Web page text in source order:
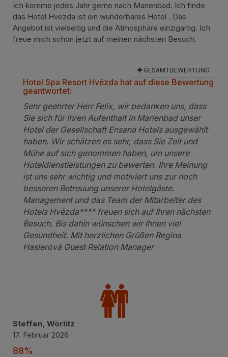
Ich komme jedes Jahr gerne nach Marienbad. Ich finde
das Hotel Hvezda ist ein wunderbares Hotel . Das
Angebot ist vielseitig und die Atmosphäre einzigartig. Ich
freue mich schon jetzt auf meinen nächsten Besuch.
GESAMTBEWERTUNG
Hotel Spa Resort Hvězda hat auf diese Bewertung
geantwortet:
Sehr geehrter Herr Felix, wir bedanken uns, dass
Sie sich für Ihren Aufenthalt in Marienbad unser
Hotel der Gesellschaft Ensana Hotels ausgewählt
haben. Wir schätzen es sehr, dass Sie Zeit und
Mühe auf sich genommen haben, um unsere
Hoteldienstleistungen zu bewerten. Ihre Meinung
ist uns sehr wichtig und motiviert uns zur noch
besseren Betreuung unserer Hotelgäste.
Management und das Team der Mitarbeiter des
Hotels Hvězda**** freuen sich auf Ihren nächsten
Besuch. Bis dahin wünschen wir Ihnen viel
Gesundheit. Mit herzlichen Grüßen Regina
Haslerová Guest Relation Manager
Steffen, Wörlitz
17. Februar 2026
88%